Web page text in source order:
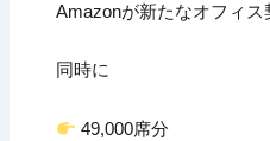
Amazonが新たなオフィス
同時に
49,000席分